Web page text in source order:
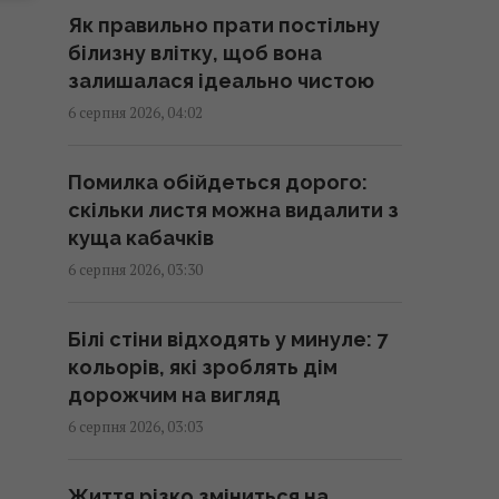
Експерт оцінив можливсті
української системи ППО
Розвідувальні відносини між
США та Україною значно
4 дати народження людей, які
найлегше пробачають
Як правильно прати постільну
білизну влітку, щоб вона
залишалася ідеально чистою
6 серпня 2026, 04:02
Помилка обійдеться дорого:
скільки листя можна видалити з
куща кабачків
6 серпня 2026, 03:30
Білі стіни відходять у минуле: 7
кольорів, які зроблять дім
дорожчим на вигляд
6 серпня 2026, 03:03